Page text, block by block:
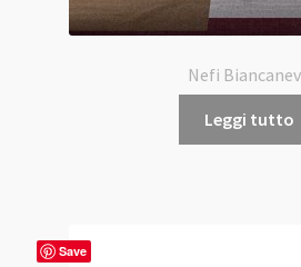
Nefi
Leggi tutto
Save